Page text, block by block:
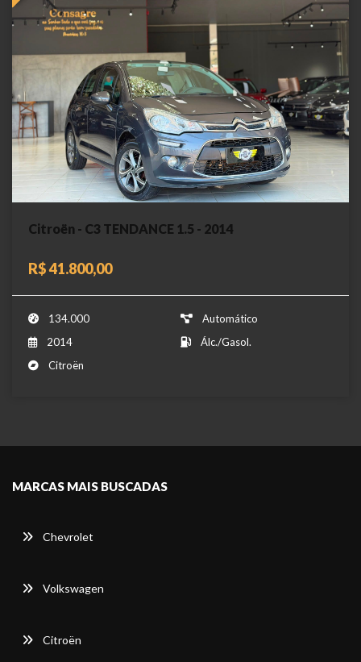
Citroën - C3 TENDANCE 1.5 - 2014
R$ 41.800,00
134.000
Automático
2014
Álc./Gasol.
Citroën
MARCAS MAIS BUSCADAS
Chevrolet
Volkswagen
Citroën